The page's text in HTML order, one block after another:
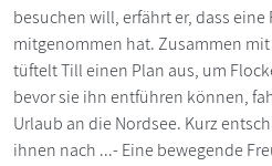
besuchen will, erfährt er, dass
mitgenommen hat. Zusammen
tüftelt Till einen Plan aus, um
bevor sie ihn entführen können,
Urlaub an die Nordsee. Kurz
ihnen nach ...- Eine bewegende